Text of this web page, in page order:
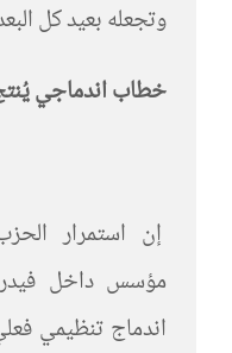
وتجعله بعيد كل
خطاب اندماجي
إن استمرار
مؤسس داخل
اندماج تنظيمي